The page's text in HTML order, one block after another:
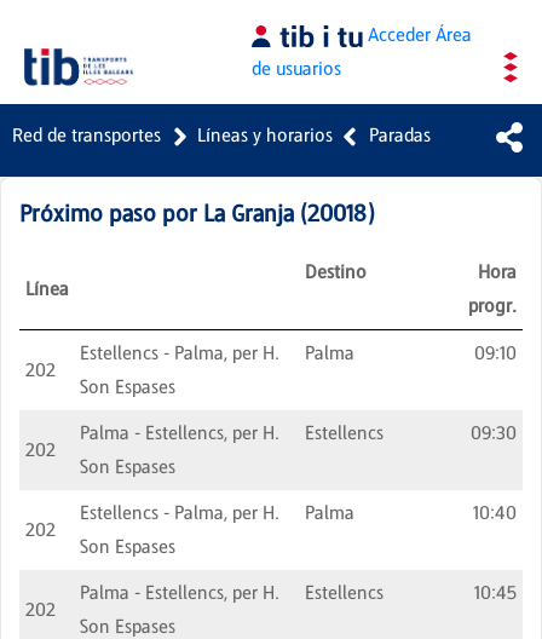
Saltar al contenido principal AccederÁrea
de usuarios
Red de transportes Líneas y horarios Paradas
Próximo paso por La Granja (20018)
Línea
Destino
Hora
progr.
202
Estellencs - Palma, per H.
Son Espases
Palma 09:10
202
Palma - Estellencs, per H.
Son Espases
Estellencs 09:30
202
Estellencs - Palma, per H.
Son Espases
Palma 10:40
202
Palma - Estellencs, per H.
Son Espases
Estellencs 10:45